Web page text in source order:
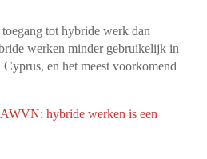
tot hybride werk dan
werken minder gebruikelijk in
en het meest voorkomend
hybride werken is een